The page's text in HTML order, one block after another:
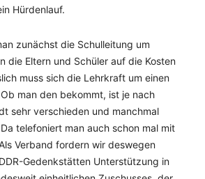
Hürdenlauf.
zunächst die Schulleitung um
die Eltern und Schüler auf die Kosten
muss sich die Lehrkraft um einen
man den bekommt, ist je nach
sehr verschieden und manchmal
telefoniert man auch schon mal mit
Verband fordern wir deswegen
Gedenkstätten Unterstützung in